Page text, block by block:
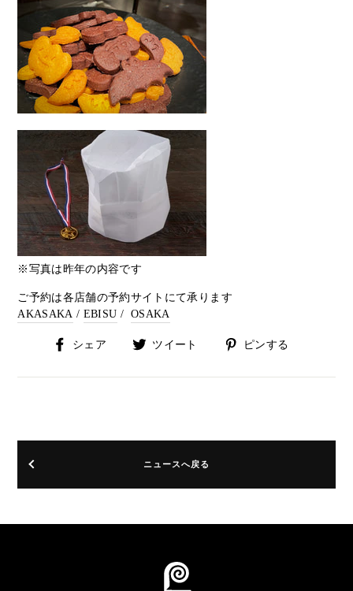
※写真は昨年の内容です
ご予約は各店舗の予約サイトにて承ります
AKASAKA / EBISU / OSAKA
シェア
Facebook
シ
る
ツイート
Twitter
投
ピンする
ピ
ニュースへ戻る